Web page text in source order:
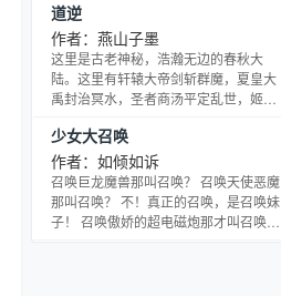
舒舒服服的做个昏君 谁知道大臣告诉他
这个世界不是皇帝说的算。而是武道宗
门说的算。我们朝廷还需要向宗门交供
奉。要看宗门的脸色。 还好罗文穿越的
时候带有一个洪荒世界。罗文可以去洪
道神通 且看罗文如何带领他的皇朝对抗
这个世界的宗门大派。
道逆
作者：燕山子墨
这里是古老神秘，浩瀚无边的春秋大
陆。这里有轩辕大帝剑斩群魔，夏皇大
禹封治冥水，圣者商汤平定乱世，姬氏
鼎盛大世，墨家却面临覆灭危机，是兴
衰起落的自然演变，还是百道乱战的开
始？ 姜尚临终时所作的封神预言再现世
间，是新一纪元的天启，还是千古杀局
的开端？ 墨家弟子墨寒为保住墨家最后
少女大召唤
作者：如倾如诉
召唤巨龙魔兽那叫召唤？ 召唤天使恶魔
那叫召唤？ 不！真正的召唤，是召唤妹
子！ 召唤傲娇的超电磁炮那才叫召唤！